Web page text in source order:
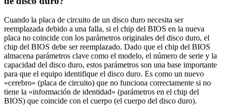
Cuando la placa de circuito de un disco duro necesita ser
reemplazada debido a una falla, si el chip del BIOS en la nueva
placa no coincide con los parámetros originales del disco duro, el
chip del BIOS debe ser reemplazado. Dado que el chip del BIOS
almacena parámetros clave como el modelo, el número de serie y la
capacidad del disco duro, estos parámetros son una base importante
para que el equipo identifique el disco duro. Es como un nuevo
«cerebro» (placa de circuito) que no funciona correctamente si no
tiene la «información de identidad» (parámetros en el chip del
BIOS) que coincide con el cuerpo (el cuerpo del disco duro).